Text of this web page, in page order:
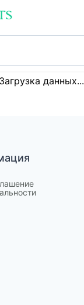
Loading...
Загрузка данных...